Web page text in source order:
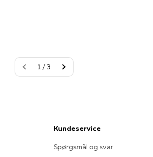
1 / 3
Kundeservice
Spørgsmål og svar